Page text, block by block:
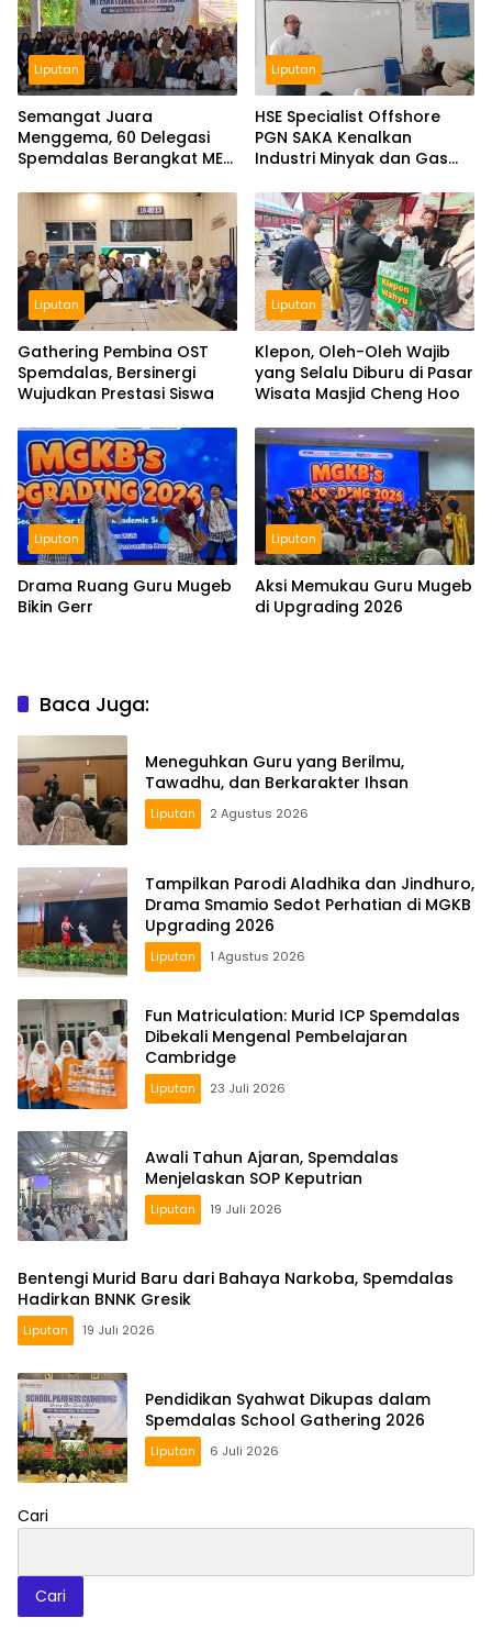
Liputan
Semangat Juara
Menggema, 60 Delegasi
Spemdalas Berangkat ME
Liputan
HSE Specialist Offshore
PGN SAKA Kenalkan
Industri Minyak dan Gas
Liputan
Gathering Pembina OST
Spemdalas, Bersinergi
Wujudkan Prestasi Siswa
Liputan
Klepon, Oleh-Oleh Wajib
yang Selalu Diburu di Pasar
Wisata Masjid Cheng Hoo
Liputan
Drama Ruang Guru Mugeb
Bikin Gerr
Liputan
Aksi Memukau Guru Mugeb
di Upgrading 2026
Baca Juga:
Meneguhkan Guru yang Berilmu,
Tawadhu, dan Berkarakter Ihsan
Liputan 2 Agustus 2026
Tampilkan Parodi Aladhika dan Jindhuro,
Drama Smamio Sedot Perhatian di MGKB
Upgrading 2026
Liputan 1 Agustus 2026
Fun Matriculation: Murid ICP Spemdalas
Dibekali Mengenal Pembelajaran
Cambridge
Liputan 23 Juli 2026
Awali Tahun Ajaran, Spemdalas
Menjelaskan SOP Keputrian
Liputan 19 Juli 2026
Bentengi Murid Baru dari Bahaya Narkoba, Spemdalas
Hadirkan BNNK Gresik
Liputan 19 Juli 2026
Pendidikan Syahwat Dikupas dalam
Spemdalas School Gathering 2026
Liputan 6 Juli 2026
Cari
Cari